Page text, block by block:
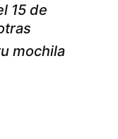
15 de
mochila